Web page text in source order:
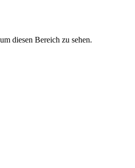
diesen Bereich zu sehen.